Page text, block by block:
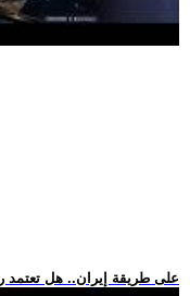
.. على طريقة إيران.. هل تعتمد